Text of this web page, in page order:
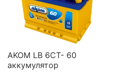
AKOM LB 6CT- 60
аккумулятор